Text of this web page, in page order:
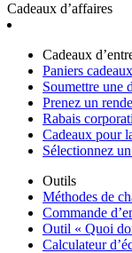
Cadeaux d’affaires
Cadeaux
Paniers
Soumettre une
Prenez un
Rabais
Cadeaux pour
Sélectionnez
Outils
Méthodes de
Commande
Outil « Quoi
Calculateur